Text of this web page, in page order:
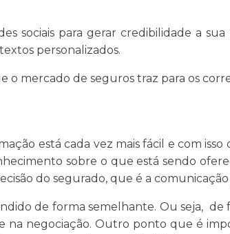
sociais para gerar credibilidade a
personalizados.
o mercado de seguros traz para os
está cada vez mais fácil e com
sobre o que está sendo
do segurado, que é a
de forma semelhante. Ou seja, de
na negociação. Outro ponto que é